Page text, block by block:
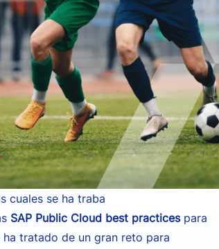
se ha trabajado directamente
SAP Public Cloud best practicespara
ha tratado de un gran reto para